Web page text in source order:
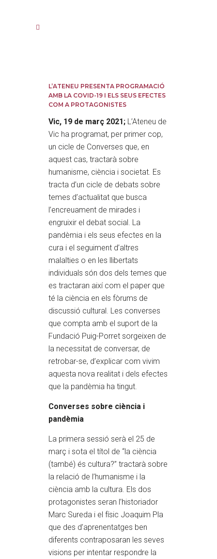
L’ATENEU PRESENTA PROGRAMACIÓ
AMB LA COVID-19 I ELS SEUS EFECTES
COM A PROTAGONISTES
Vic, 19 de març 2021; L’Ateneu de
Vic ha programat, per primer cop,
un cicle de Converses que, en
aquest cas, tractarà sobre
humanisme, ciència i societat. Es
tracta d’un cicle de debats sobre
temes d’actualitat que busca
l’encreuament de mirades i
engruixir el debat social. La
pandèmia i els seus efectes en la
cura i el seguiment d’altres
malalties o en les llibertats
individuals són dos dels temes que
es tractaran així com el paper que
té la ciència en els fòrums de
discussió cultural. Les converses
que compta amb el suport de la
Fundació Puig-Porret sorgeixen de
la necessitat de conversar, de
retrobar-se, d’explicar com vivim
aquesta nova realitat i dels efectes
que la pandèmia ha tingut.
Converses sobre ciència i
pandèmia
La primera sessió serà el 25 de
març i sota el títol de “la ciència
(també) és cultura?” tractarà sobre
la relació de l’humanisme i la
ciència amb la cultura. Els dos
protagonistes seran l’historiador
Marc Sureda i el físic Joaquim Pla
que des d’aprenentatges ben
diferents contraposaran les seves
visions per intentar respondre la